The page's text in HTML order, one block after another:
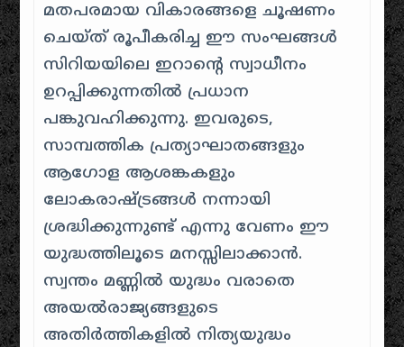
മതപരമായ വികാരങ്ങളെ ചൂഷണം
ചെയ്ത് രൂപീകരിച്ച ഈ സംഘങ്ങൾ
സിറിയയിലെ ഇറാന്റെ സ്വാധീനം
ഉറപ്പിക്കുന്നതിൽ പ്രധാന
പങ്കുവഹിക്കുന്നു. ഇവരുടെ, ​
സാമ്പത്തിക പ്രത്യാഘാതങ്ങളും
ആഗോള ആശങ്കകളും
ലോകരാഷ്ട്രങ്ങൾ നന്നായി
ശ്രദ്ധിക്കുന്നുണ്ട് എന്നു വേണം ഈ
യുദ്ധത്തിലൂടെ മനസ്സിലാക്കാൻ. ​
സ്വന്തം മണ്ണിൽ യുദ്ധം വരാതെ
അയൽരാജ്യങ്ങളുടെ
അതിർത്തികളിൽ നിത്യയുദ്ധം